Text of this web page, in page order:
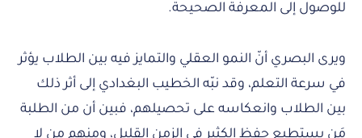
للوصول إلى المعرفة الصحيحة.
ويرى البصري أنّ النمو العقلي والتمايز فيه بين الطلاب يؤثر
في سرعة التعلم، وقد نبّه الخطيب البغدادي إلى أثر ذلك
بين الطلاب وانعكاسه على تحصيلهم، فبين أن من الطلبة
مَن يستطيع حفظ الكثير في الزمن القليل، ومنهم من لا